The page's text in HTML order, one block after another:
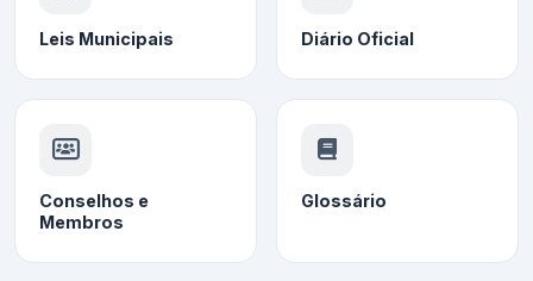
Leis Municipais Diário Oficial
Conselhos e
Membros
Glossário